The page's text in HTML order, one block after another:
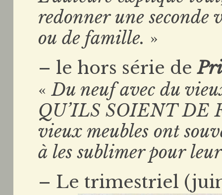
redonner une seconde
ou de famille. »
– le hors série de
«Du neuf avec du
QU’ILS SOIENT DE
vieux meubles ont
à les sublimer pour
– Le trimestriel